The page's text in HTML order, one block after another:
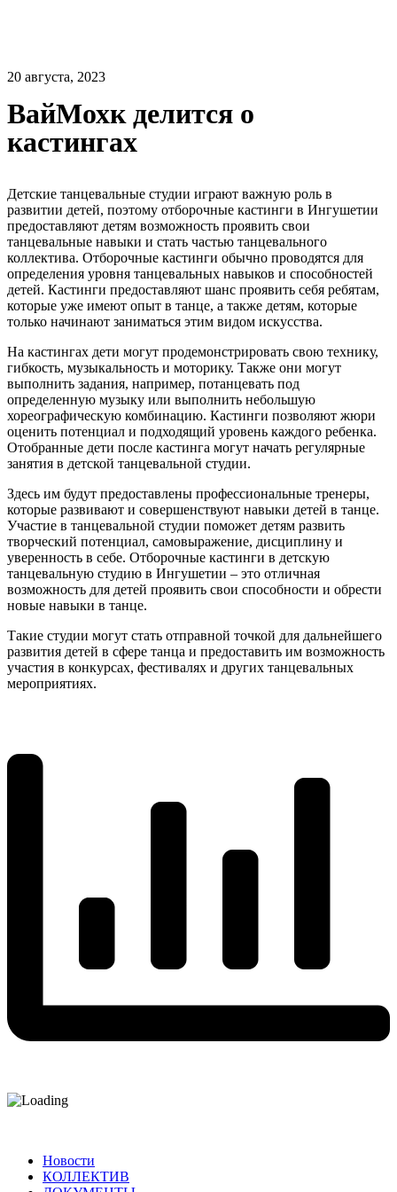
20 августа, 2023
ВайМохк делится о
кастингах
Детские танцевальные студии играют важную роль в
развитии детей, поэтому отборочные кастинги в Ингушетии
предоставляют детям возможность проявить свои
танцевальные навыки и стать частью танцевального
коллектива. Отборочные кастинги обычно проводятся для
определения уровня танцевальных навыков и способностей
детей. Кастинги предоставляют шанс проявить себя ребятам,
которые уже имеют опыт в танце, а также детям, которые
только начинают заниматься этим видом искусства.
На кастингах дети могут продемонстрировать свою технику,
гибкость, музыкальность и моторику. Также они могут
выполнить задания, например, потанцевать под
определенную музыку или выполнить небольшую
хореографическую комбинацию. Кастинги позволяют жюри
оценить потенциал и подходящий уровень каждого ребенка.
Отобранные дети после кастинга могут начать регулярные
занятия в детской танцевальной студии.
Здесь им будут предоставлены профессиональные тренеры,
которые развивают и совершенствуют навыки детей в танце.
Участие в танцевальной студии поможет детям развить
творческий потенциал, самовыражение, дисциплину и
уверенность в себе. Отборочные кастинги в детскую
танцевальную студию в Ингушетии – это отличная
возможность для детей проявить свои способности и обрести
новые навыки в танце.
Такие студии могут стать отправной точкой для дальнейшего
развития детей в сфере танца и предоставить им возможность
участия в конкурсах, фестивалях и других танцевальных
мероприятиях.
Новости
КОЛЛЕКТИВ